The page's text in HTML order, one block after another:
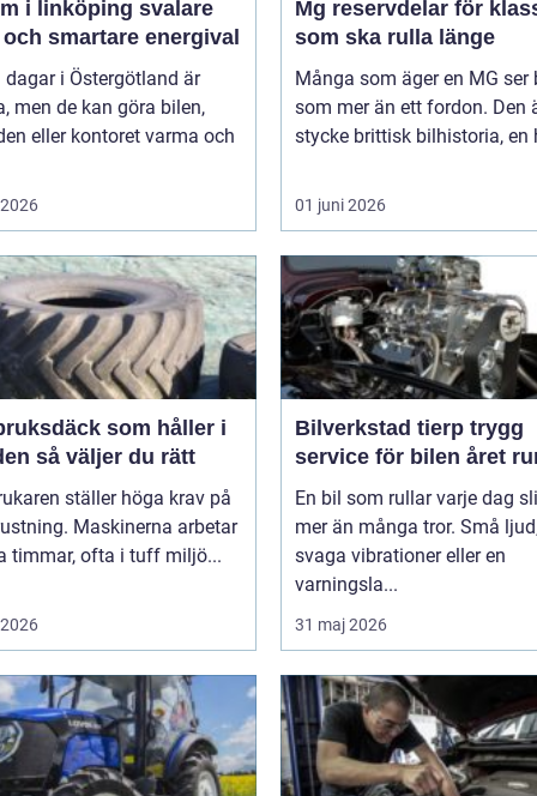
linköping svalare
smartare energival
dagar i Östergötland är
men de kan göra bilen,
eller kontoret varma och
Mg reservdelar för
som ska rulla länge
Många som äger en MG ser
som mer än ett fordon. Den
stycke brittisk bilhistoria, en
01 juni 2026
som håller i
längden så väljer du rätt
ställer höga krav på
Maskinerna arbetar
timmar, ofta i tuff miljö...
Bilverkstad tierp trygg
service för bilen året
En bil som rullar varje dag
mer än många tror. Små
svaga vibrationer eller en
varningsla...
31 maj 2026